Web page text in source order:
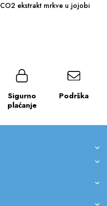
CO2 ekstrakt mrkve u jojobi
Sigurno
plaćanje
Podrška